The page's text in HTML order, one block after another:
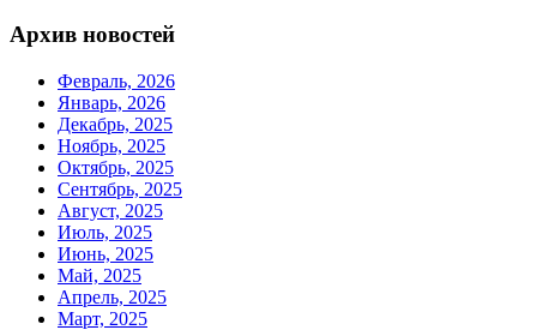
Архив новостей
Февраль, 2026
Январь, 2026
Декабрь, 2025
Ноябрь, 2025
Октябрь, 2025
Сентябрь, 2025
Август, 2025
Июль, 2025
Июнь, 2025
Май, 2025
Апрель, 2025
Март, 2025